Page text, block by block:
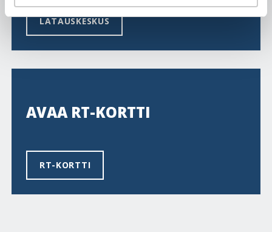
LATAUSKESKUS
AVAA RT-KORTTI
RT-KORTTI